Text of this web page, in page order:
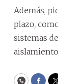
Además,
plazo,
sistemas